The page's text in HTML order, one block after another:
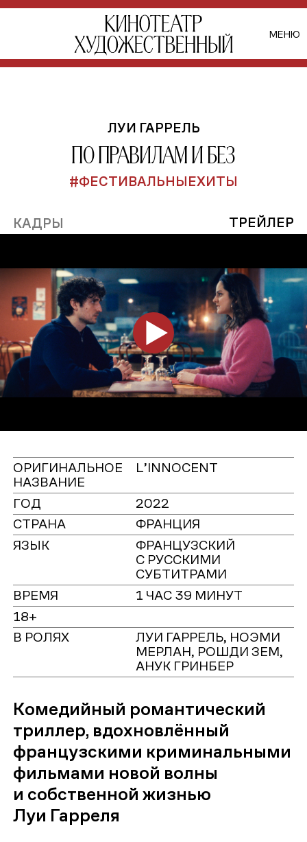
МЕНЮ
ЛУИ ГАРРЕЛЬ
По правилам и без
#ФЕСТИВАЛЬНЫЕХИТЫ
КАДРЫ ТРЕЙЛЕР
ОРИГИНАЛЬНОЕ
НАЗВАНИЕ
L’INNOCENT
ГОД
2022
СТРАНА
ФРАНЦИЯ
ЯЗЫК
ФРАНЦУЗСКИЙ
С РУССКИМИ
СУБТИТРАМИ
ВРЕМЯ
1 ЧАС 39 МИНУТ
18+
В РОЛЯХ
ЛУИ ГАРРЕЛЬ, НОЭМИ
МЕРЛАН, РОШДИ ЗЕМ,
АНУК ГРИНБЕР
Комедийный романтический
триллер, вдохновлённый
французскими криминальными
фильмами новой волны
и собственной жизнью
Луи Гарреля